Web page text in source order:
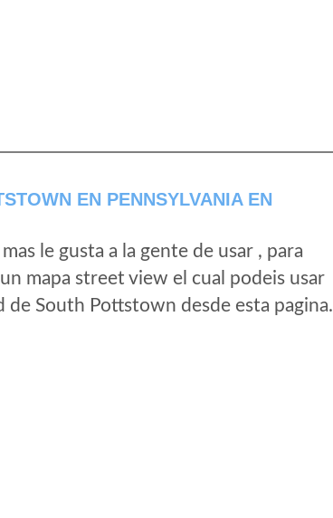
EN PENNSYLVANIA EN
le gusta a la gente de usar , para
mapa street view el cual podeis usar
de South Pottstown desde esta pagina.